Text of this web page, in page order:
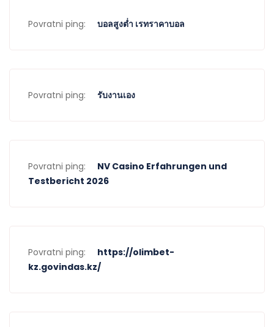
Povratni ping: บอลสูงต่ำ เรทราคาบอล
Povratni ping: รับงานเอง
Povratni ping:
NV Casino Erfahrungen und
Testbericht 2026
Povratni ping:
https://olimbet-
kz.govindas.kz/